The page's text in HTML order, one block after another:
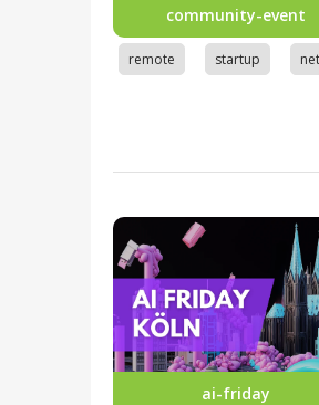
community-event
remote startup
ai-friday